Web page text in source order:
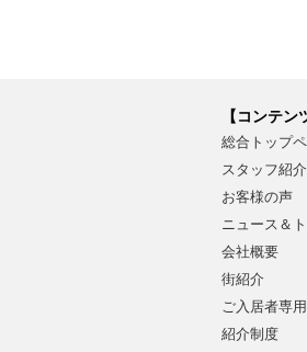
【コンテン
総合トップ
スタッフ紹介
お客様の声
ニュース＆
会社概要
街紹介
ご入居者専
紹介制度